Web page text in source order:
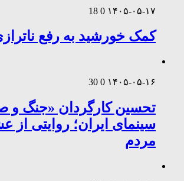
۱۴۰۵-۰۵-۱۷ 0
18
کمک خورشید به رفع
۱۴۰۵-۰۵-۱۶ 0
30
تحسین کارگردان «جنگ و
سینمای ایران؛ روایتی
مردم